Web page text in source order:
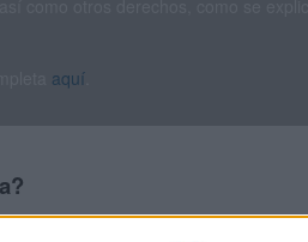
aquí
opciones